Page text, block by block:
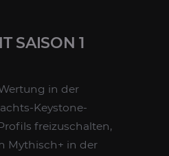
SAISON 1
in der
Keystone-
freizuschalten,
Mythisch+ in der